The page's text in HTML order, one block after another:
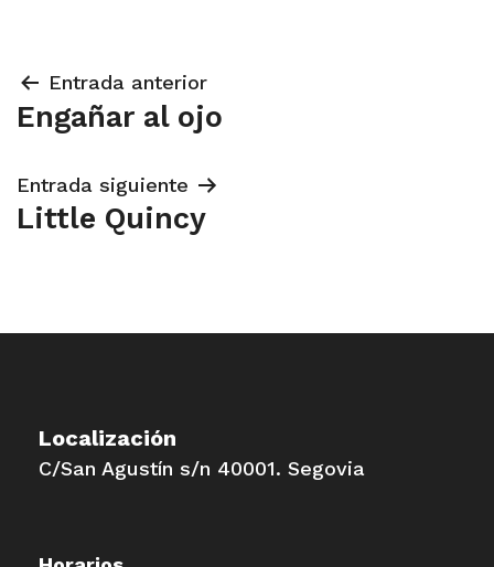
Navegación
de
entradas
Entrada anterior
Engañar al ojo
Entrada siguiente
Little Quincy
Localización
C/San Agustín s/n 40001. Segovia